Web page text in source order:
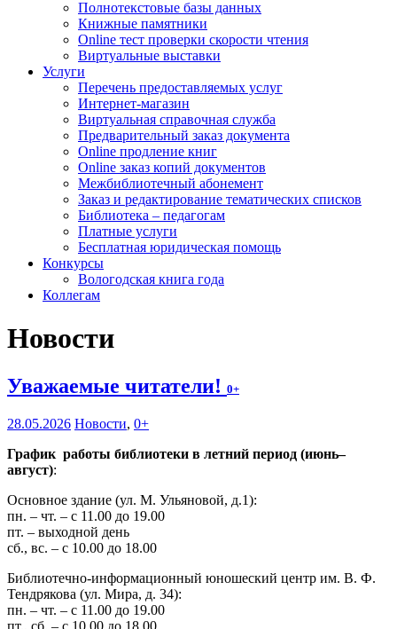
Полнотекстовые базы данных
Книжные памятники
Online тест проверки скорости чтения
Виртуальные выставки
Услуги
Перечень предоставляемых услуг
Интернет-магазин
Виртуальная справочная служба
Предварительный заказ документа
Online продление книг
Online заказ копий документов
Межбиблиотечный абонемент
Заказ и редактирование тематических списков
Библиотека – педагогам
Платные услуги
Бесплатная юридическая помощь
Конкурсы
Вологодская книга года
Коллегам
Новости
Уважаемые читатели! 0+
28.05.2026 Новости, 0+
График работы библиотеки в летний период (июнь–
август):
Основное здание (ул. М. Ульяновой, д.1):
пн. – чт. – с 11.00 до 19.00
пт. – выходной день
сб., вс. – с 10.00 до 18.00
Библиотечно-информационный юношеский центр им. В. Ф.
Тендрякова (ул. Мира, д. 34):
пн. – чт. – с 11.00 до 19.00
пт., сб. – с 10.00 до 18.00